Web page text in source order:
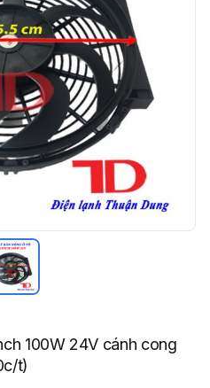
100W 24V cánh cong
t)